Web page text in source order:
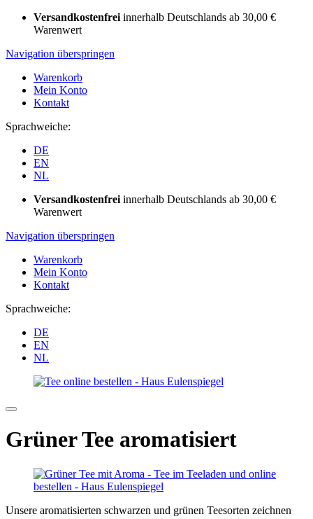
Versandkostenfrei innerhalb Deutschlands ab 30,00 €
Warenwert
Navigation überspringen
Warenkorb
Mein Konto
Kontakt
Sprachweiche:
DE
EN
NL
Versandkostenfrei innerhalb Deutschlands ab 30,00 €
Warenwert
Navigation überspringen
Warenkorb
Mein Konto
Kontakt
Sprachweiche:
DE
EN
NL
Grüner Tee aromatisiert
Unsere aromatisierten schwarzen und grünen Teesorten zeichnen